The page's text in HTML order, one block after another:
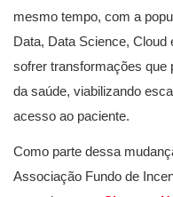
mesmo tempo, com a
Data, Data Science,
sofrer transformações que
da saúde, viabilizando
acesso ao paciente.
Como parte dessa
Associação Fundo de